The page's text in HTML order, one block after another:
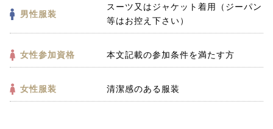
男性服装
スーツ又はジャケット着用（ジーパン
等はお控え下さい）
女性参加資格 本文記載の参加条件を満たす方
女性服装 清潔感のある服装